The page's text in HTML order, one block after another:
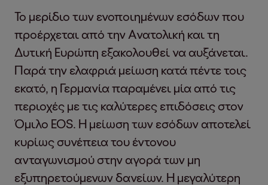
Το μερίδιο των ενοποιημένων εσόδων που
προέρχεται από την Ανατολική και τη
Δυτική Ευρώπη εξακολουθεί να αυξάνεται.
Παρά την ελαφριά μείωση κατά πέντε τοις
εκατό, η Γερμανία παραμένει μία από τις
περιοχές με τις καλύτερες επιδόσεις στον
Όμιλο EOS. Η μείωση των εσόδων αποτελεί
κυρίως συνέπεια του έντονου
ανταγωνισμού στην αγορά των μη
εξυπηρετούμενων δανείων. Η μεγαλύτερη